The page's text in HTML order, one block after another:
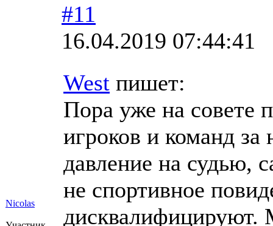
Nicolas
#11
16.04.2019 07:44:41
West пишет:
Пора уже на совете
игроков и команд за
давление на судью,
не спортивное
дисквалифицируют.